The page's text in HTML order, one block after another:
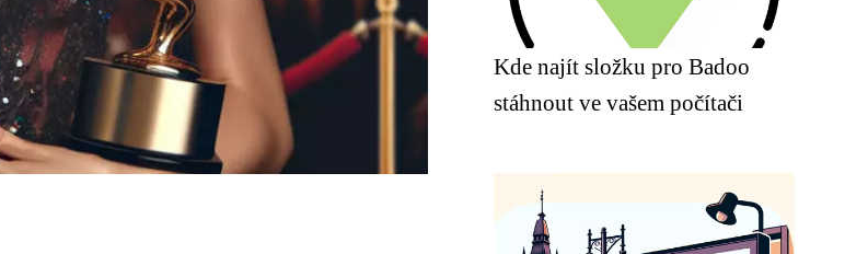
Kde najít složku pro Badoo
stáhnout ve vašem počítači